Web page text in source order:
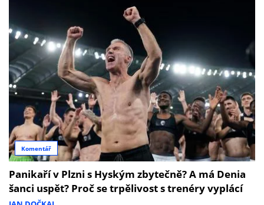
Komentář
Panikaří v Plzni s Hyským zbytečně? A má Denia
šanci uspět? Proč se trpělivost s trenéry vyplácí